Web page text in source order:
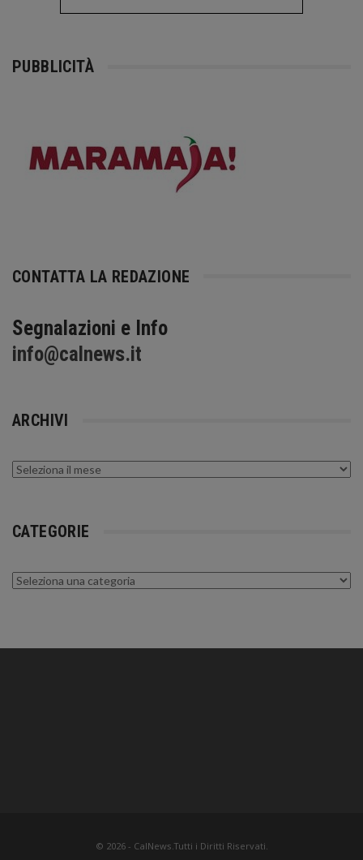
PUBBLICITÀ
CONTATTA LA REDAZIONE
Segnalazioni e Info
info@calnews.it
ARCHIVI
Archivi
CATEGORIE
Categorie
© 2026 - CalNews.Tutti i Diritti Riservati.